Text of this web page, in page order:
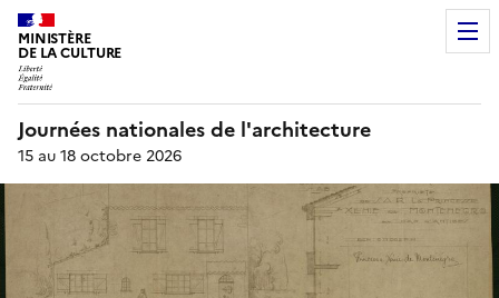
MINISTÈRE
DE LA CULTURE
Journées nationales de l'architecture
15 au 18 octobre 2026